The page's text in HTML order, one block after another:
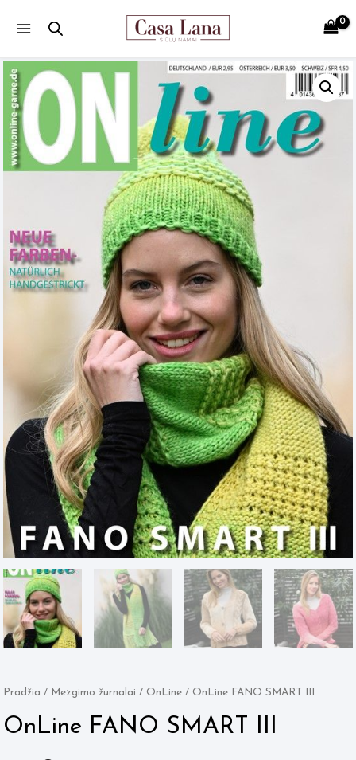
Menu
Pradžia / Mezgimo žurnalai / OnLine / OnLine FANO SMART III
OnLine FANO SMART III